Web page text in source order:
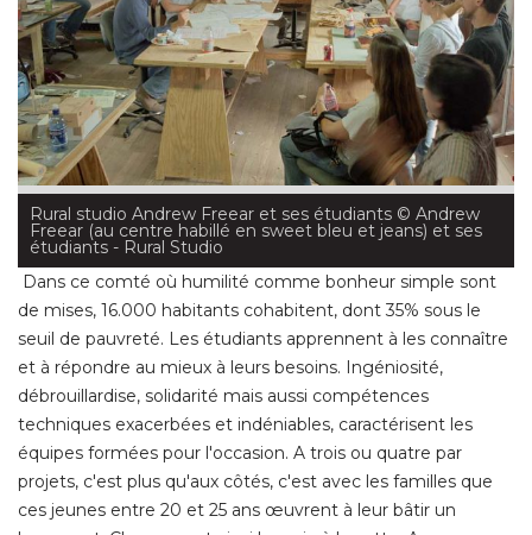
Rural studio Andrew Freear et ses étudiants © Andrew
Freear (au centre habillé en sweet bleu et jeans) et ses
étudiants - Rural Studio
Dans ce comté où humilité comme bonheur simple sont
de mises, 16.000 habitants cohabitent, dont 35% sous le
seuil de pauvreté. Les étudiants apprennent à les connaître
et à répondre au mieux à leurs besoins. Ingéniosité,
débrouillardise, solidarité mais aussi compétences
techniques exacerbées et indéniables, caractérisent les
équipes formées pour l'occasion. A trois ou quatre par
projets, c'est plus qu'aux côtés, c'est avec les familles que
ces jeunes entre 20 et 25 ans œuvrent à leur bâtir un